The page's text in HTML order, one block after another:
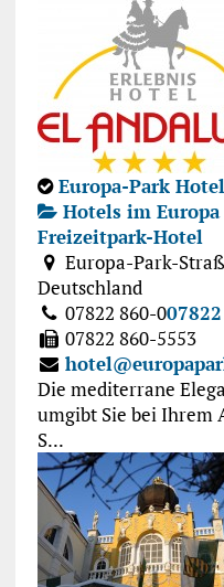
Europa-Park
Hotels im Europa
Freizeitpark-Hotel
Europa-Park-
Deutschland
07822 860-0
07822 860-5553
Die mediterrane
umgibt Sie bei Ihrem
S...